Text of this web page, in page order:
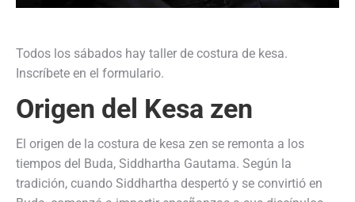
Todos los sábados hay taller de costura de kesa.
Inscríbete en el formulario.
Origen del Kesa zen
El origen de la costura de kesa zen se remonta a los
tiempos del Buda, Siddhartha Gautama. Según la
tradición, cuando Siddhartha despertó y se convirtió en